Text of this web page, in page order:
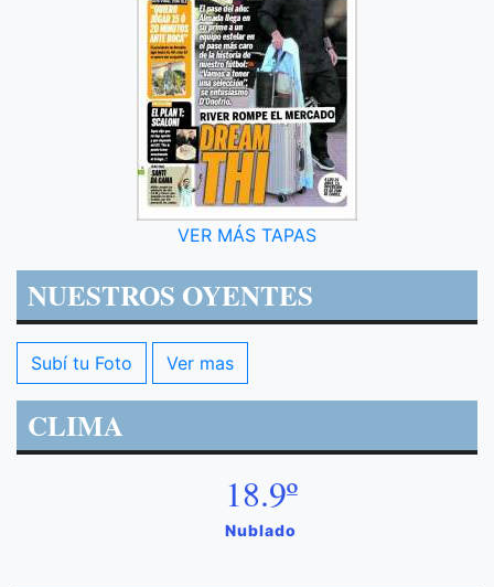
VER MÁS TAPAS
NUESTROS OYENTES
Subí tu Foto Ver mas
CLIMA
18.9º
Nublado